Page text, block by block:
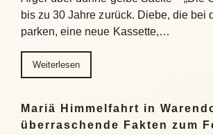
bis zu 30 Jahre zurück. Diebe, die bei
parken, eine neue Kassette,…
Weiterlesen
Mariä Himmelfahrt in
überraschende Fakten zum